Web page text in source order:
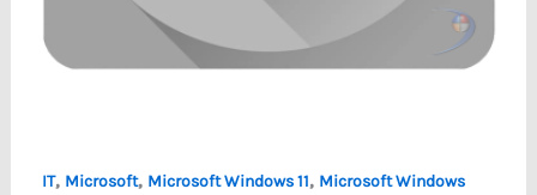
IT, Microsoft, Microsoft Windows 11, Microsoft Windows